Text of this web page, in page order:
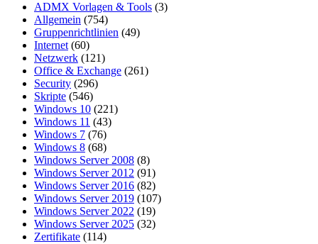
ADMX Vorlagen & Tools (3)
Allgemein (754)
Gruppenrichtlinien (49)
Internet (60)
Netzwerk (121)
Office & Exchange (261)
Security (296)
Skripte (546)
Windows 10 (221)
Windows 11 (43)
Windows 7 (76)
Windows 8 (68)
Windows Server 2008 (8)
Windows Server 2012 (91)
Windows Server 2016 (82)
Windows Server 2019 (107)
Windows Server 2022 (19)
Windows Server 2025 (32)
Zertifikate (114)